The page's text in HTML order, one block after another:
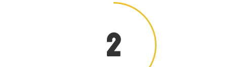
2